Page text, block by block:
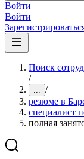
Войти
Войти
Поиск
/
... /
резюме в
специалист
полная